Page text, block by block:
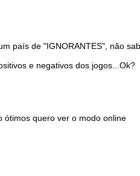
país de "IGNORANTES", não
e negativos dos jogos...Ok?
ótimos quero ver o modo online